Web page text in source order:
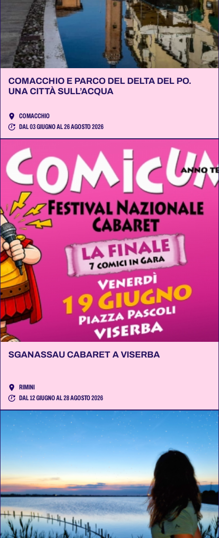
COMACCHIO E PARCO DEL DELTA DEL PO.
UNA CITTÀ SULL’ACQUA
COMACCHIO
DAL 03 GIUGNO AL 26 AGOSTO 2026
SGANASSAU CABARET A VISERBA
RIMINI
DAL 12 GIUGNO AL 28 AGOSTO 2026